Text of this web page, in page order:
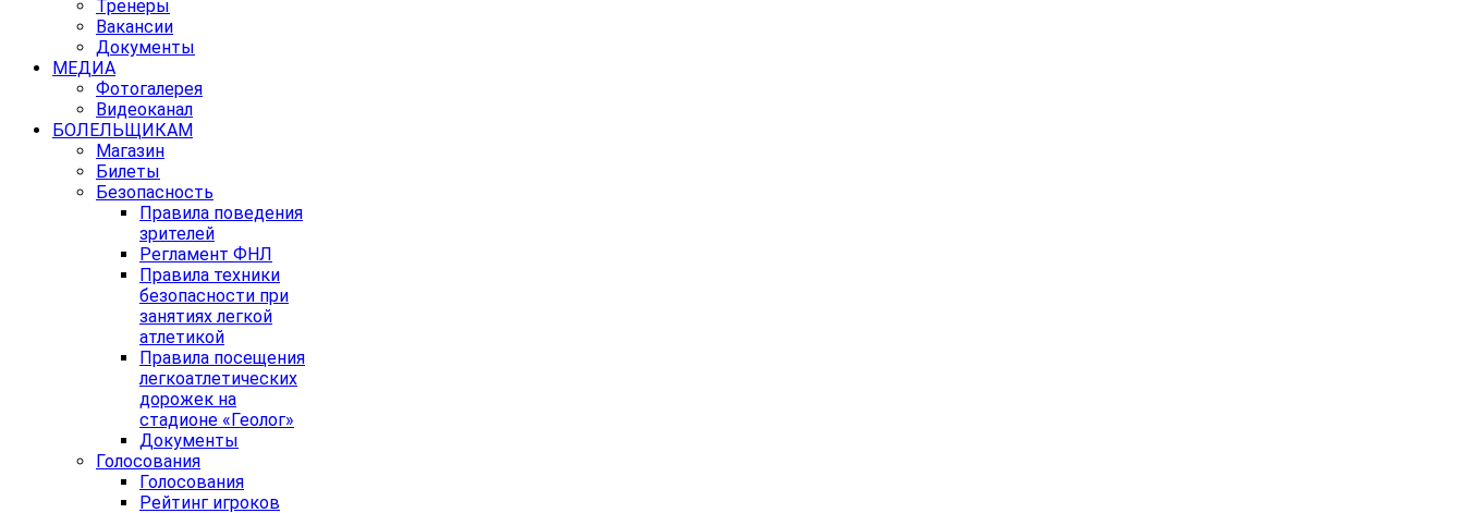
Тренеры
Вакансии
Документы
МЕДИА
Фотогалерея
Видеоканал
БОЛЕЛЬЩИКАМ
Магазин
Билеты
Безопасность
Правила поведения
зрителей
Регламент ФНЛ
Правила техники
безопасности при
занятиях легкой
атлетикой
Правила посещения
легкоатлетических
дорожек на
стадионе «Геолог»
Документы
Голосования
Голосования
Рейтинг игроков